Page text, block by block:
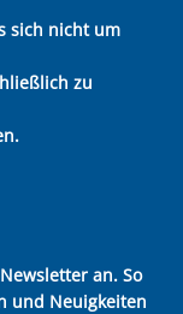
sich nicht um
zu
an. So
und Neuigkeiten